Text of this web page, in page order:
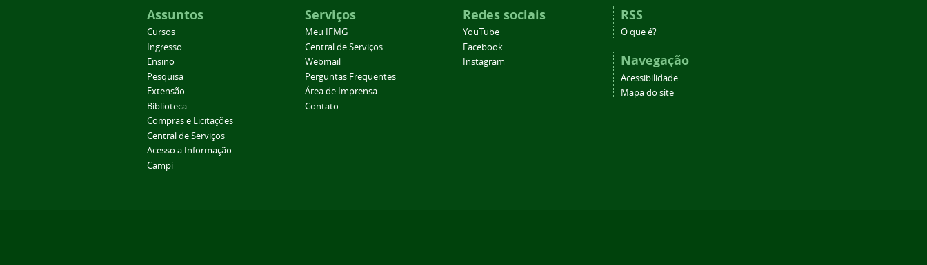
Assuntos
Cursos
Ingresso
Ensino
Pesquisa
Extensão
Biblioteca
Compras e Licitações
Central de Serviços
Acesso a Informação
Campi
Serviços
Meu IFMG
Central de Serviços
Webmail
Perguntas Frequentes
Área de Imprensa
Contato
Redes sociais
YouTube
Facebook
Instagram
RSS
O que é?
Navegação
Acessibilidade
Mapa do site